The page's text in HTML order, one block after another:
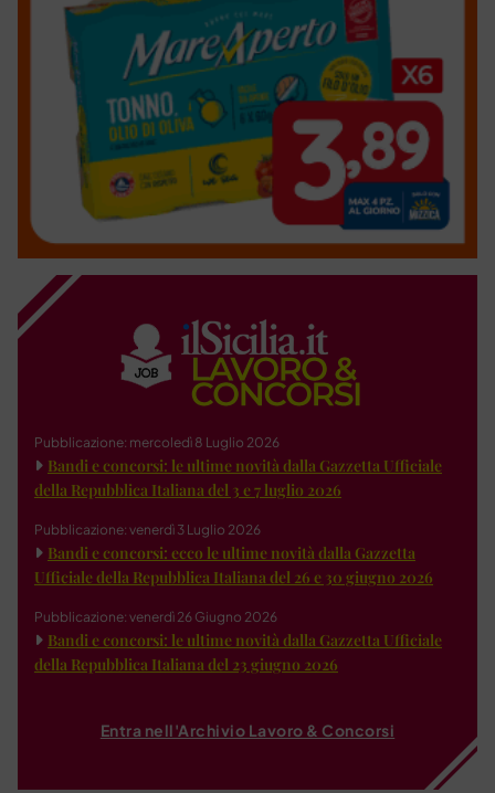
Pubblicazione: mercoledì 8 Luglio 2026
Bandi e concorsi: le ultime novità dalla Gazzetta Ufficiale
della Repubblica Italiana del 3 e 7 luglio 2026
Pubblicazione: venerdì 3 Luglio 2026
Bandi e concorsi: ecco le ultime novità dalla Gazzetta
Ufficiale della Repubblica Italiana del 26 e 30 giugno 2026
Pubblicazione: venerdì 26 Giugno 2026
Bandi e concorsi: le ultime novità dalla Gazzetta Ufficiale
della Repubblica Italiana del 23 giugno 2026
Entra nell'Archivio Lavoro & Concorsi